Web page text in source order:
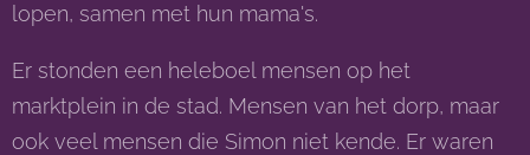
lopen, samen met hun mama's.
Er stonden een heleboel mensen op het
marktplein in de stad. Mensen van het dorp, maar
ook veel mensen die Simon niet kende. Er waren